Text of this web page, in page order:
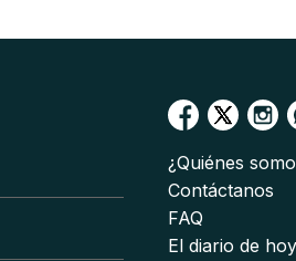
¿Quiénes
Contáctanos
FAQ
El diario de hoy